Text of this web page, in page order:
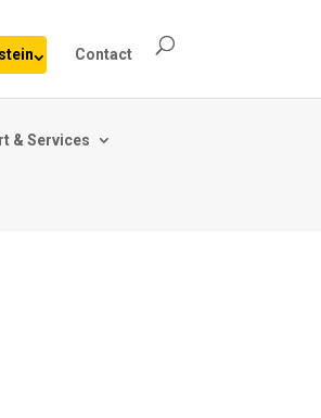
Contact
& Services